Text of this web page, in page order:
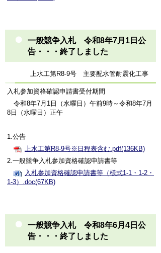
一般競争入札 令和8年7月1日公
告・・・終了しました
上水工第R8-9号 主要配水管耐震化工事
入札参加資格確認申請書受付期間
令和8年7月1日（水曜日）午前9時～令和8年7月
8日（水曜日）正午
1.公告
上水工第R8-9号※日程表含む.pdf(136KB)
2.一般競争入札参加資格確認申請書等
入札参加資格確認申請書等（様式1-1・1-2・
1-3）.doc(67KB)
一般競争入札 令和8年6月4日公
告・・・終了しました